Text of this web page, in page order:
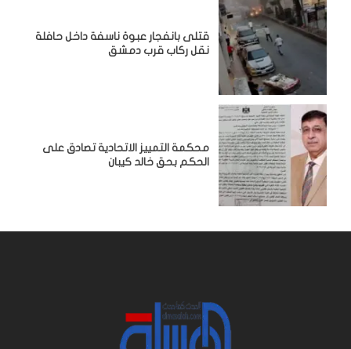
قتلى بانفجار عبوة ناسفة داخل حافلة
نقل ركاب قرب دمشق
محكمة التمييز الاتحادية تصادق على
الحكم بحق خالد كيبان